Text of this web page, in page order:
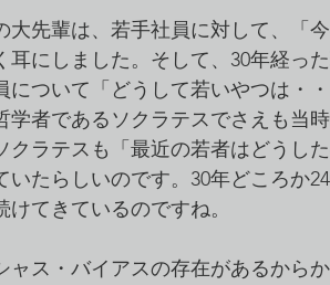
クリスマス・復活祭・アドベント ク
先輩は、若手社員に対して、「
にしました。そして、30年経っ
について「どうして若いやつは・
者であるソクラテスでさえも当時
クラテスも「最近の若者はどうし
たらしいのです。30年どころか
てきているのですね。
ス・バイアスの存在があるから